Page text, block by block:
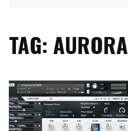
TAG: AURORA